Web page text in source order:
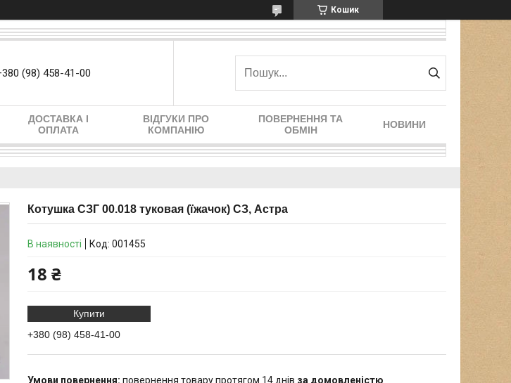
Кошик
(98) 458-41-00
ДОСТАВКА І
ОПЛАТА
ВІДГУКИ ПРО
КОМПАНІЮ
ПОВЕРНЕННЯ ТА
ОБМІН
НОВИНИ
Котушка СЗГ 00.018 туковая (їжачок) СЗ, Астра
В наявності Код: 001455
18 ₴
Купити
+380 (98) 458-41-00
повернення товару протягом 14 днів за домовленістю